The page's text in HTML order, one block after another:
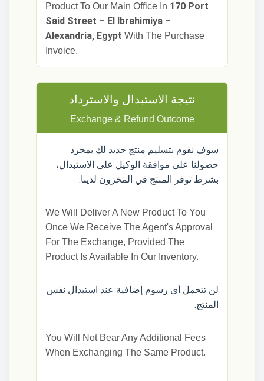
Product To Our Main Office In 170 Port
Said Street – El Ibrahimiya –
Alexandria, Egypt With The Purchase
Invoice.
نتيجة الاستبدال والاسترداد
Exchange & Refund Outcome
سوف نقوم بتسليم منتج جديد لك بمجرد
حصولنا على موافقة الوكيل على الاستبدال،
بشرط توفر المنتج في المخزون لدينا.
We Will Deliver A New Product To You
Once We Receive The Agent's Approval
For The Exchange, Provided The
Product Is Available In Our Inventory.
لن تتحمل أي رسوم إضافية عند استبدال نفس
المنتج.
You Will Not Bear Any Additional Fees
When Exchanging The Same Product.